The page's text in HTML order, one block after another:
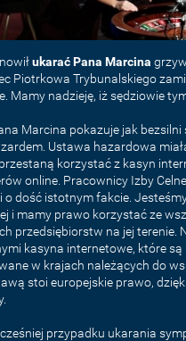
ukarać Pana Marcina
Piotrkowa Trybunalskiego
Mamy nadzieję, iż sędziowie
Marcina pokazuje jak bezsilni
Ustawa hazardowa
korzystać z kasyn
online. Pracownicy Izby
o dość istotnym fakcie.
i mamy prawo korzystać ze
przedsiębiorstw na jej terenie.
kasyna internetowe, które są
w krajach należących do
stoi europejskie prawo,
przypadku ukarania